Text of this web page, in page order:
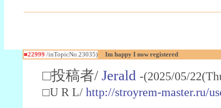
■22999 /inTopicNo.23035) Im happy I now registered
□投稿者/ Jerald -(2025/05/
□U R L/ http://stroyrem-master.ru/